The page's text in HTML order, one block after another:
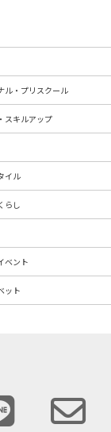
ル・プリスクール
スキルアップ
イル
らし
ベント
ット